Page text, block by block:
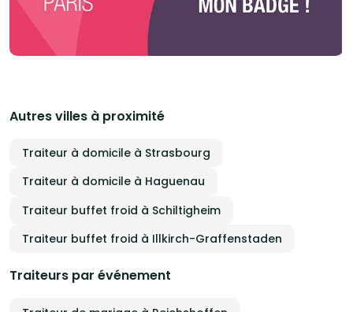
Autres villes à proximité
Traiteur à domicile à Strasbourg
Traiteur à domicile à Haguenau
Traiteur buffet froid à Schiltigheim
Traiteur buffet froid à Illkirch-Graffenstaden
Traiteurs par événement